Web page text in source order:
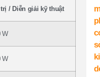
/ Diễn giải kỹ thuật
W
W